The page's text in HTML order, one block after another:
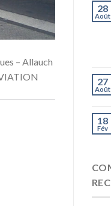
– Allauch
28
Août
27
Août
18
Fév